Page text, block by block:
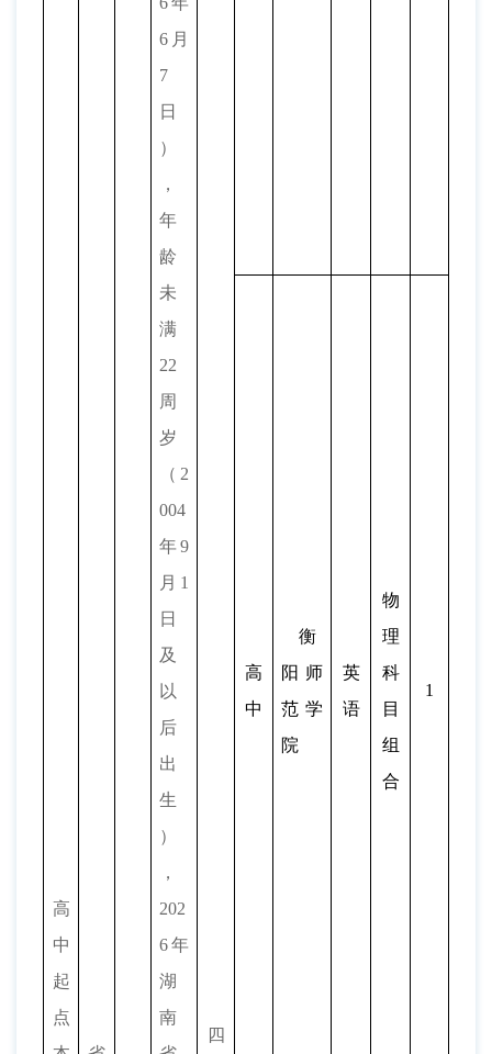
高
中
起
点
6月
7
日
）
，
年
龄
未
满
22
周
岁
（2
004
年9
月1
日
及
以
后
出
生
）
，
202
6年
湖
南
四
高
中
衡
阳师
范学
院
英
语
物
理
科
目
组
合
1